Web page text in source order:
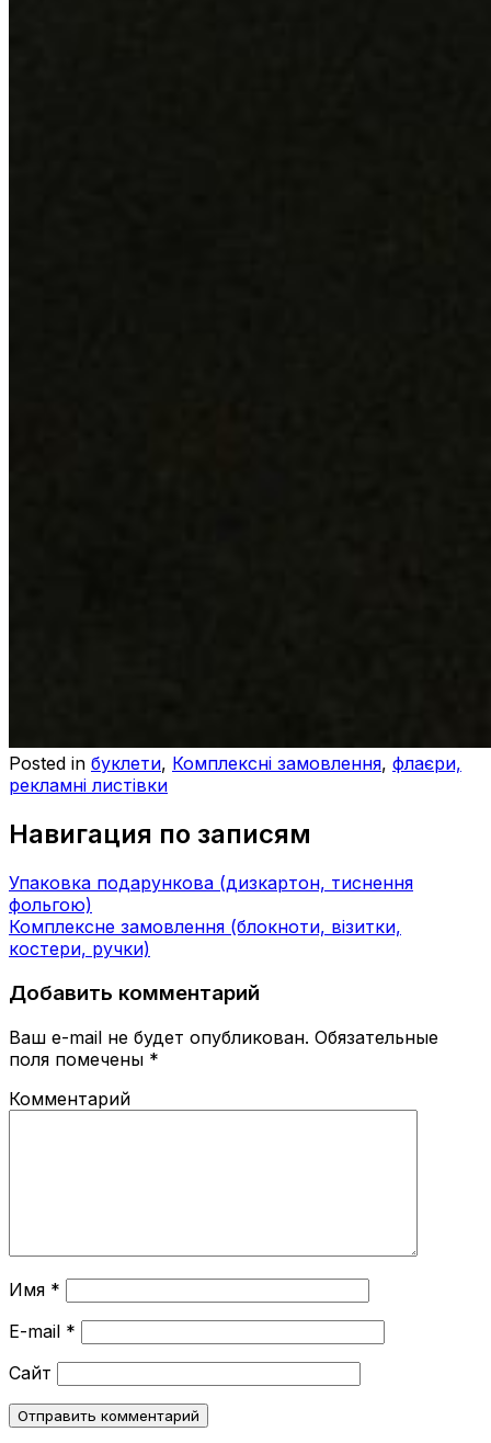
Posted in буклети, Комплексні замовлення, флаєри,
рекламні листівки
Навигация по записям
Упаковка подарункова (дизкартон, тиснення
фольгою)
Комплексне замовлення (блокноти, візитки,
костери, ручки)
Добавить комментарий
Ваш e-mail не будет опубликован. Обязательные
поля помечены *
Комментарий
Имя *
E-mail *
Сайт